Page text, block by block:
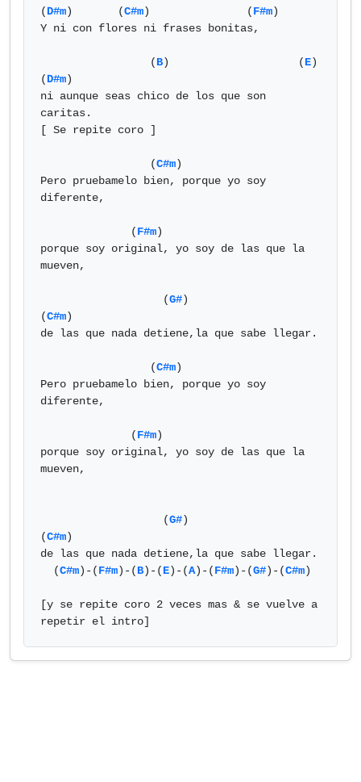
(D#m)       (C#m)               (F#m)
Y ni con flores ni frases bonitas,
                 (
B)                    (E)
(D#m)
ni aunque seas chico de los que son
caritas.
[ Se repite coro ]
                 (
C#m)
Pero pruebamelo bien, porque yo soy
diferente,
              (
F#m)
porque soy original, yo soy de las que la
mueven,
                   (
G#)
(C#m)
de las que nada detiene,la que sabe llegar.
                 (
C#m)
Pero pruebamelo bien, porque yo soy
diferente,
              (
F#m)
porque soy original, yo soy de las que la
mueven,
                   (
G#)
(C#m)
de las que nada detiene,la que sabe llegar.
  (
C#m)-(F#m)-(B)-(E)-(A)-(F#m)-(G#)-(C#m)
[y se repite coro 2 veces mas & se vuelve a
repetir el intro]